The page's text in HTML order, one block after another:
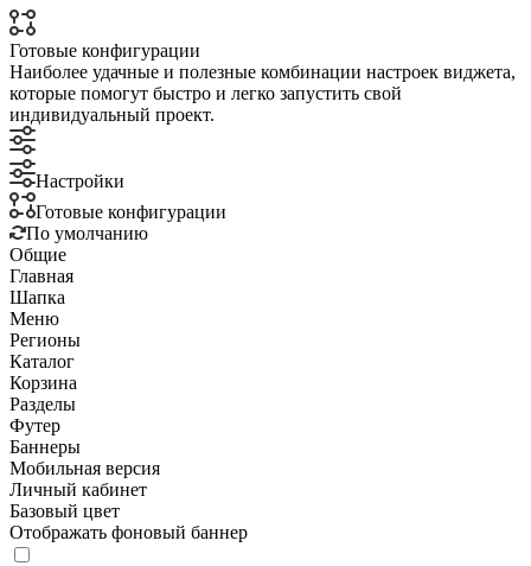
Готовые конфигурации
Наиболее удачные и полезные комбинации настроек виджета,
которые помогут быстро и легко запустить свой
индивидуальный проект.
Настройки
Готовые конфигурации
По умолчанию
Общие
Главная
Шапка
Меню
Регионы
Каталог
Корзина
Разделы
Футер
Баннеры
Мобильная версия
Личный кабинет
Базовый цвет
Отображать фоновый баннер